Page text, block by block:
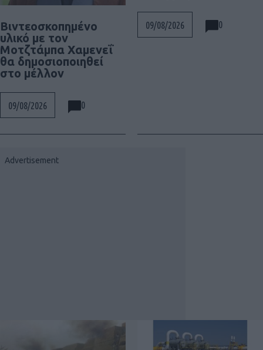
Βιντεοσκοπημένο
υλικό με τον
Μοτζτάμπα Χαμενεΐ
θα δημοσιοποιηθεί
στο μέλλον
09/08/2026 0
09/08/2026 0